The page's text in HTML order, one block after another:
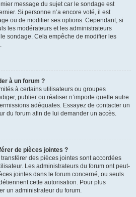
message du sujet car le sondage est
Si personne n’a encore voté, il est
ou de modifier ses options. Cependant, si
les modérateurs et les administrateurs
sondage. Cela empêche de modifier les
à un forum ?
à certains utilisateurs ou groupes
publier ou réaliser n’importe quelle autre
adéquates. Essayez de contacter un
du forum afin de lui demander un accès.
de pièces jointes ?
des pièces jointes sont accordées
Les administrateurs du forum ont peut-
jointes dans le forum concerné, ou seuls
cette autorisation. Pour plus
un administrateur du forum.